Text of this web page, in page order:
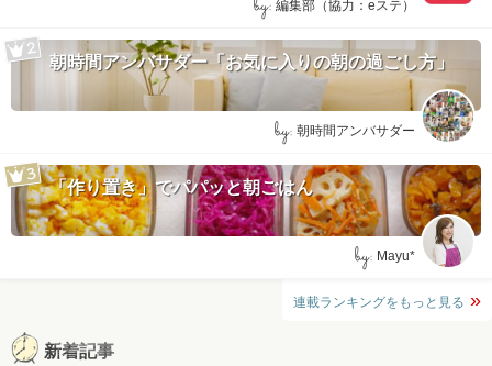
編集部（協力：eステ）
朝時間アンバサダー「お気に入りの朝の過ごし方」
by: 朝時間アンバサダー
「作り置き」でパパッと朝ごはん
by: Mayu*
連載ランキングをもっと見る
新着記事